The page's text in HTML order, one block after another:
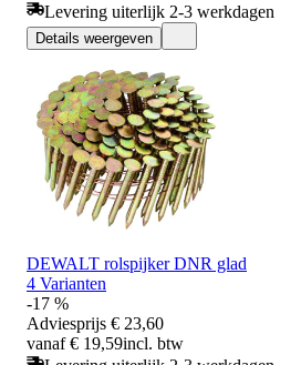
Levering uiterlijk 2-3 werkdagen
Details weergeven
DEWALT rolspijker DNR glad
4 Varianten
-17 %
Adviesprijs € 23,60
vanaf € 19,59incl. btw